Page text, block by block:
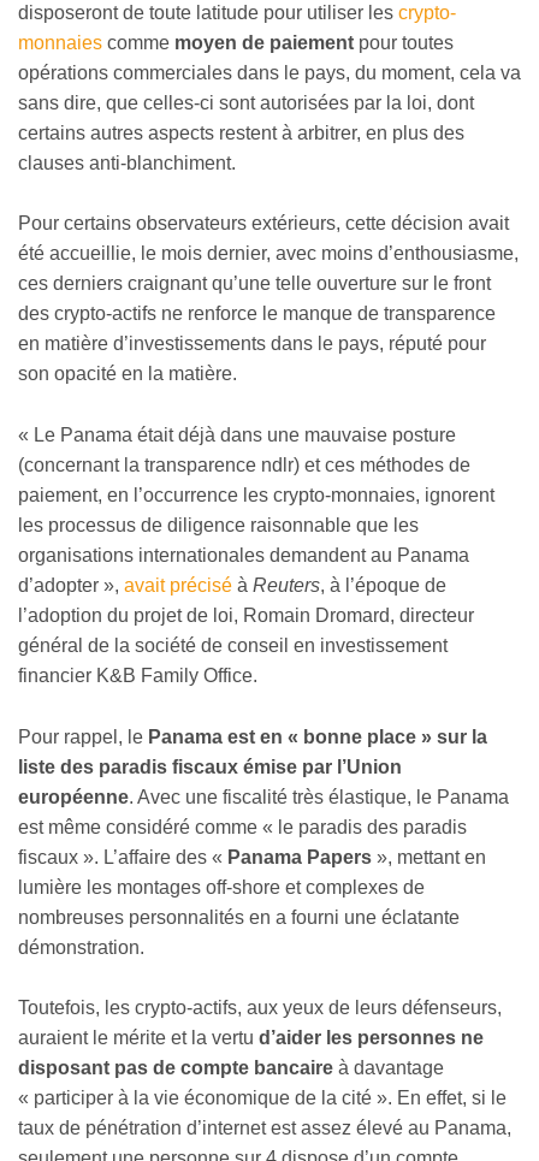
disposeront de toute latitude pour utiliser les crypto-
monnaies comme moyen de paiement pour toutes
opérations commerciales dans le pays, du moment, cela va
sans dire, que celles-ci sont autorisées par la loi, dont
certains autres aspects restent à arbitrer, en plus des
clauses anti-blanchiment.
Pour certains observateurs extérieurs, cette décision avait
été accueillie, le mois dernier, avec moins d’enthousiasme,
ces derniers craignant qu’une telle ouverture sur le front
des crypto-actifs ne renforce le manque de transparence
en matière d’investissements dans le pays, réputé pour
son opacité en la matière.
« Le Panama était déjà dans une mauvaise posture
(concernant la transparence ndlr) et ces méthodes de
paiement, en l’occurrence les crypto-monnaies, ignorent
les processus de diligence raisonnable que les
organisations internationales demandent au Panama
d’adopter », avait précisé à Reuters, à l’époque de
l’adoption du projet de loi, Romain Dromard, directeur
général de la société de conseil en investissement
financier K&B Family Office.
Pour rappel, le Panama est en « bonne place » sur la
liste des paradis fiscaux émise par l’Union
européenne. Avec une fiscalité très élastique, le Panama
est même considéré comme « le paradis des paradis
fiscaux ». L’affaire des « Panama Papers », mettant en
lumière les montages off-shore et complexes de
nombreuses personnalités en a fourni une éclatante
démonstration.
Toutefois, les crypto-actifs, aux yeux de leurs défenseurs,
auraient le mérite et la vertu d’aider les personnes ne
disposant pas de compte bancaire à davantage
« participer à la vie économique de la cité ». En effet, si le
taux de pénétration d’internet est assez élevé au Panama,